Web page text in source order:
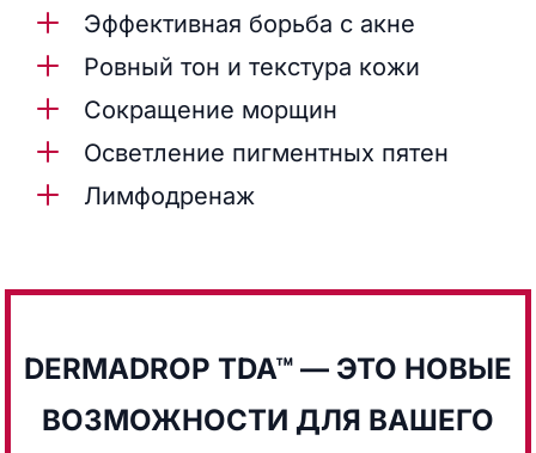
L Эффективная борьба с акне
L Ровный тон и текстура кожи
L Сокращение морщин
L Осветление пигментных пятен
L Лимфодренаж
DERMADROP TDA™ — ЭТО НОВЫЕ
ВОЗМОЖНОСТИ ДЛЯ ВАШЕГО